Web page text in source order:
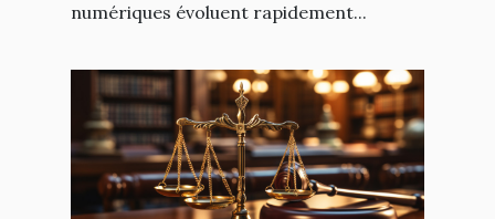
numériques évoluent rapidement...